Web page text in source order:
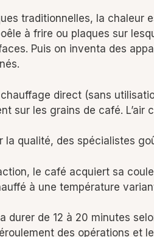
traditionnelles, la chaleur
à frire ou plaques sur
Puis on inventa des
direct (sans
sur les grains de café. L’air
la qualité, des spécialistes
le café acquiert sa
à une température
durer de 12 à 20 minutes
des opérations et